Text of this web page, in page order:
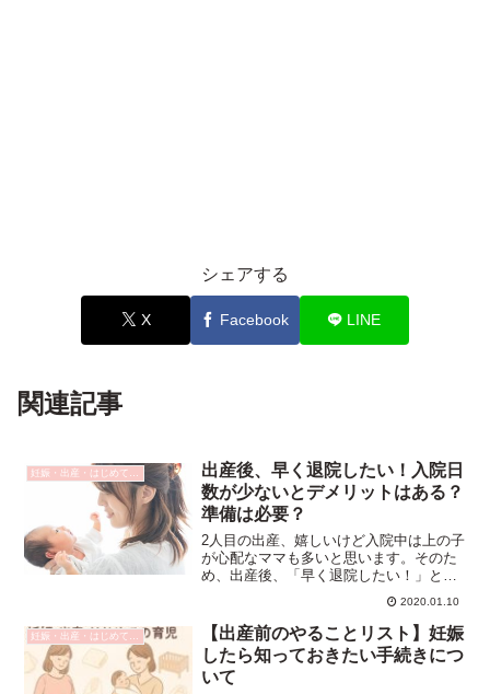
シェアする
X Facebook LINE
関連記事
出産後、早く退院したい！入院日
数が少ないとデメリットはある？
準備は必要？
2人目の出産、嬉しいけど入院中は上の子
が心配なママも多いと思います。そのた
め、出産後、「早く退院したい！」と思
うママもいるのではないでしょうか？病
院によって違いはありますが、普通分娩
だと産後の入院期間は5～6日程度のとこ
ろが多いです。ですが...
2020.01.10
妊娠・出産・はじめての育児
【出産前のやることリスト】妊娠
したら知っておきたい手続きにつ
いて